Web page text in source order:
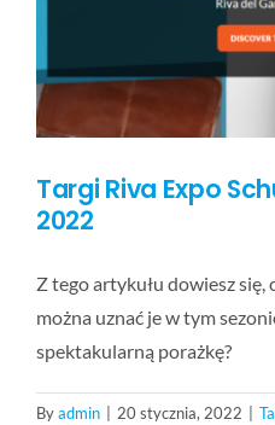
Targi Riva Expo
2022
Z tego artykułu dowiesz się,
można uznać je w tym
spektakularną porażkę?
Byadmin 20 stycznia, 2022